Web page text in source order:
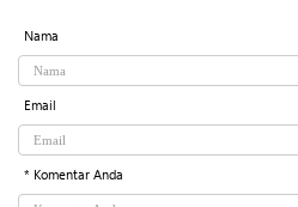
Nama
Email
* Komentar Anda